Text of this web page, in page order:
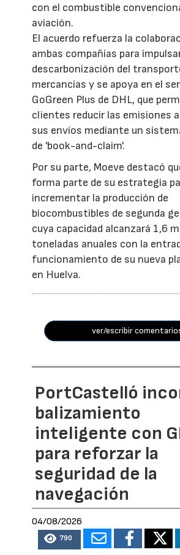
con el combustible
aviación.
El acuerdo refuerza la
ambas compañías para
descarbonización del
mercancías y se apoya en el
GoGreen Plus de DHL, que
clientes reducir las emisiones
sus envíos mediante un
de 'book-and-claim'.
Por su parte, Moeve destacó
forma parte de su estrategia
incrementar la producción de
biocombustibles de segunda
cuya capacidad alcanzará 1,6
toneladas anuales con la
funcionamiento de su nueva
en Huelva.
ver/escribir
PortCastelló
balizamiento
inteligente con
para reforzar la
seguridad de la
navegación
04/08/2026
790